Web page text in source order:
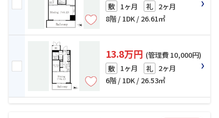
敷 1ヶ月 礼 2ヶ月
8階 / 1DK / 26.61㎡
13.8万円 (管理費 10,000円)
敷 1ヶ月 礼 2ヶ月
6階 / 1DK / 26.53㎡